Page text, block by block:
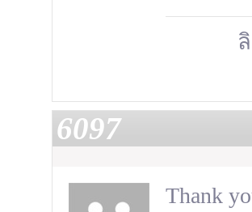
6097
Thank